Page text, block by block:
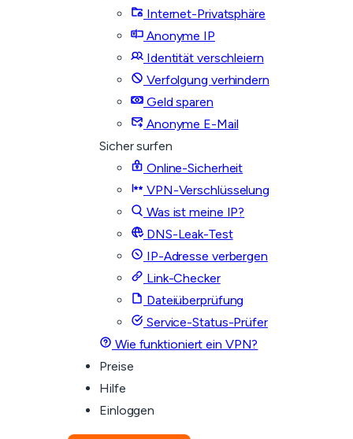
Internet-Privatsphäre
Anonyme IP
Identität verschleiern
Verfolgung verhindern
Geld sparen
Anonyme E-Mail
Sicher surfen
Online-Sicherheit
VPN-Verschlüsselung
Was ist meine IP?
DNS-Leak-Test
IP-Adresse verbergen
Link-Checker
Dateiüberprüfung
Service-Status-Prüfer
Wie funktioniert ein VPN?
Preise
Hilfe
Einloggen